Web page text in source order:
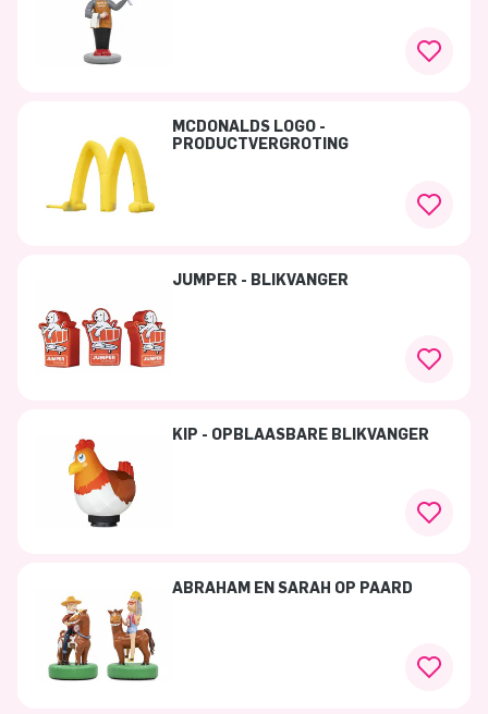
MCDONALDS LOGO -
PRODUCTVERGROTING
JUMPER - BLIKVANGER
KIP - OPBLAASBARE BLIKVANGER
ABRAHAM EN SARAH OP PAARD